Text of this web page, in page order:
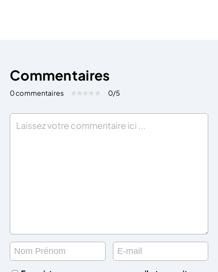
Commentaires
0 commentaires Évaluez cet article:
0/5